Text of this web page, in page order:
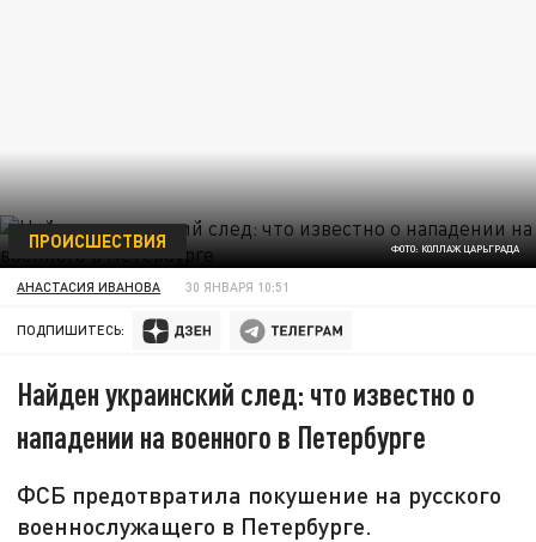
ФОТО: КОЛЛАЖ ЦАРЬГРАДА
ПРОИСШЕСТВИЯ
АНАСТАСИЯ ИВАНОВА 30 ЯНВАРЯ 10:51
ПОДПИШИТЕСЬ:
Найден украинский след: что известно о
нападении на военного в Петербурге
ФСБ предотвратила покушение на русского
военнослужащего в Петербурге.